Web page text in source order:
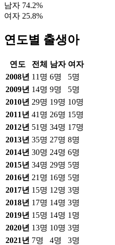
남자 74.2%
여자 25.8%
연도별 출생아
연도 전체 남자 여자
2008년 11 명 6명 5명
2009년 14명 9명 5명
2010년 29명 19명 10명
2011 년 41 명 26명 15명
2012년 51 명 34명 17명
2013년 35명 27명 8명
2014년 30명 24명 6명
2015년 34명 29명 5명
2016년 21 명 16명 5명
2017년 15명 12명 3명
2018년 17명 14명 3명
2019년 15명 14명 1 명
2020년 13명 10명 3명
2021 년 7명 4명 3명